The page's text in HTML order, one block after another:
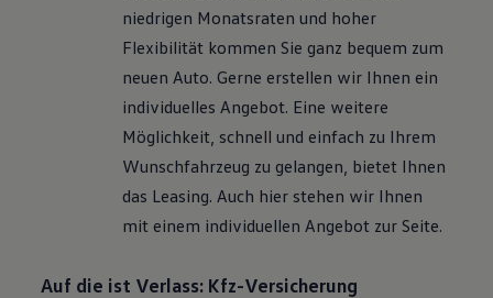
niedrigen Monatsraten und hoher
Flexibilität kommen Sie ganz bequem zum
neuen Auto. Gerne erstellen wir Ihnen ein
individuelles Angebot. Eine weitere
Möglichkeit, schnell und einfach zu Ihrem
Wunschfahrzeug zu gelangen, bietet Ihnen
das Leasing. Auch hier stehen wir Ihnen
mit einem individuellen Angebot zur Seite.
Auf die ist Verlass: Kfz-Versicherung